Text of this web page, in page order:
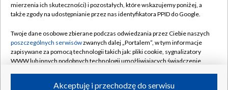
Naziemna Telewizja Cyfrowa
Rada Programowa
System NOS
Informacje o nadawcy
Pomoc
Kontakt
Kanały
mierzenia ich skuteczności) i pozostałych, które wskazujemy poniżej, a
także zgody na udostępnianie przez nas identyfikatora PPID do Google.
Twoje dane osobowe zbierane podczas odwiedzania przez Ciebie naszych
poszczególnych serwisówzwanych dalej „Portalem”, w tym informacje
zapisywane za pomocą technologii takich jak: pliki cookie, sygnalizatory
WWW lub innych podobnych technologii umożliwiających świadczenie
ruchu w Internecie.Akceptuję i przechodzę do serwisu